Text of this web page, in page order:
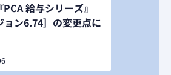
給与シリーズ』
ョン6.74］の変更点に